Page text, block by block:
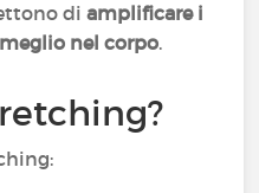
diamplificare i
nel corpo.